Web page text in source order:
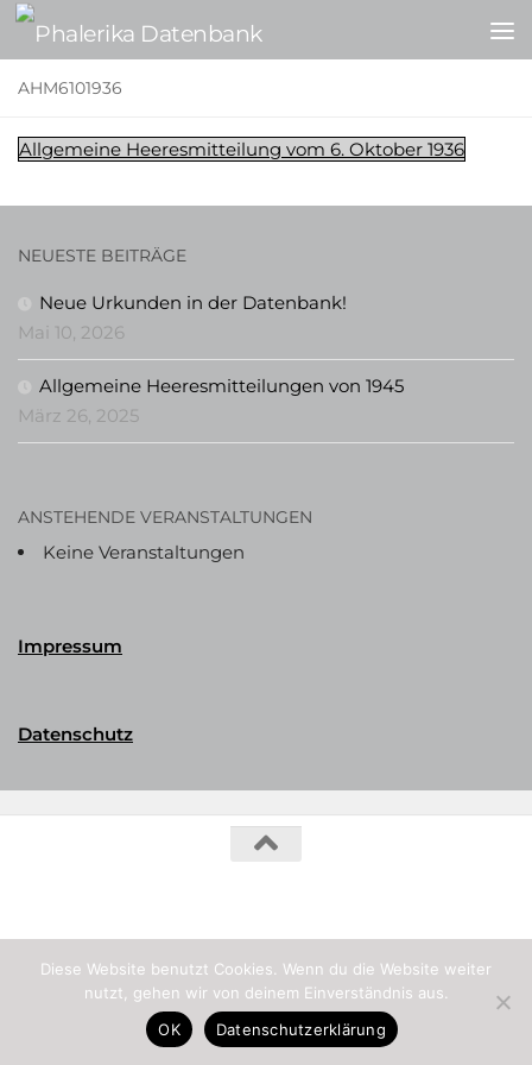
Zum Inhalt springen
AHM6101936
Allgemeine Heeresmitteilung vom 6. Oktober 1936
NEUESTE BEITRÄGE
Neue Urkunden in der Datenbank!
Mai 10, 2026
Allgemeine Heeresmitteilungen von 1945
März 26, 2025
ANSTEHENDE VERANSTALTUNGEN
Keine Veranstaltungen
Impressum
Datenschutz
Diese Website benutzt Cookies. Wenn du die Website weiter
nutzt, gehen wir von deinem Einverständnis aus.
OK
Datenschutzerklärung